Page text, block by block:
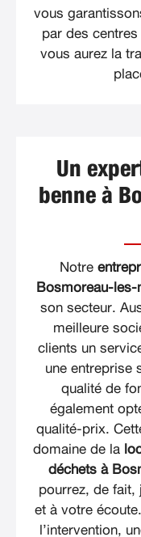
vous
par des
vous aurez la
Un
benne à
Notre
Bosmoreau-les-
son secteur.
meilleure
clients un
une entreprise
qualité de
également
qualité-prix.
domaine de la
déchets à
pourrez, de fait,
et à votre
l’intervention,